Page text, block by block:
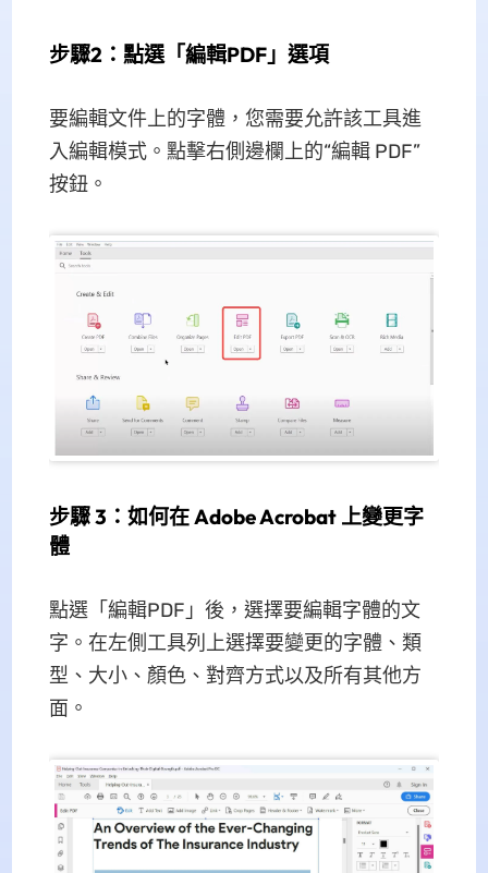
步驟2：點選「編輯PDF」選項
要編輯文件上的字體，您需要允許該工具進
入編輯模式。點擊右側邊欄上的“編輯 PDF”
按鈕。
步驟 3：如何在 Adob​​e Acrobat 上變更字
體
點選「編輯PDF」後，選擇要編輯字體的文
字。在左側工具列上選擇要變更的字體、類
型、大小、顏色、對齊方式以及所有其他方
面。